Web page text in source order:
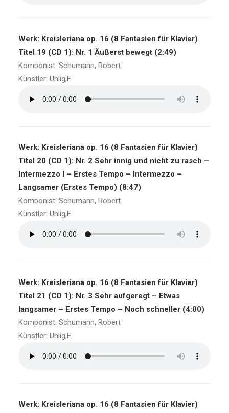
Werk: Kreisleriana op. 16 (8 Fantasien für Klavier)
Titel 19 (CD 1): Nr. 1 Äußerst bewegt (2:49)
Komponist: Schumann, Robert
Künstler: Uhlig,F.
Werk: Kreisleriana op. 16 (8 Fantasien für Klavier)
Titel 20 (CD 1): Nr. 2 Sehr innig und nicht zu rasch –
Intermezzo I – Erstes Tempo – Intermezzo –
Langsamer (Erstes Tempo) (8:47)
Komponist: Schumann, Robert
Künstler: Uhlig,F.
Werk: Kreisleriana op. 16 (8 Fantasien für Klavier)
Titel 21 (CD 1): Nr. 3 Sehr aufgeregt – Etwas
langsamer – Erstes Tempo – Noch schneller (4:00)
Komponist: Schumann, Robert
Künstler: Uhlig,F.
Werk: Kreisleriana op. 16 (8 Fantasien für Klavier)